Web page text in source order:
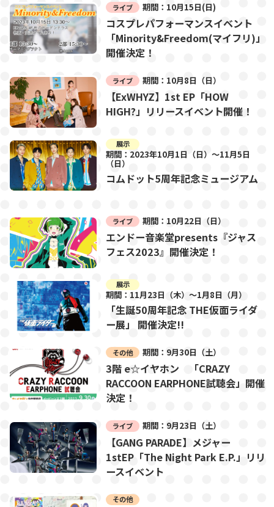
ライブ 期間：10月15日(日)
コスプレパフォーマンスイベント
「Minority&Freedom(マイフリ)」
開催決定！
ライブ 期間：10月8日（日）
【ExWHYZ】1st EP「HOW
HIGH?」リリースイベント開催！
展示
期間：2023年10月1日（日）～11月5日
（日）
コムドット5周年記念ミュージアム
ライブ 期間：10月22日（日）
エンドー音楽堂presents『ジャス
フェス2023』開催決定！
展示
期間：11月23日（木）～1月8日（月）
「生誕50周年記念 THE仮面ライダ
ー展」 開催決定!!
その他 期間：9月30日（土）
3階 e☆イヤホン 「CRAZY
RACCOON EARPHONE試聴会」開催
決定！
ライブ 期間：9月23日（土）
【GANG PARADE】メジャー
1stEP「The Night Park E.P.」リリ
ースイベント
その他